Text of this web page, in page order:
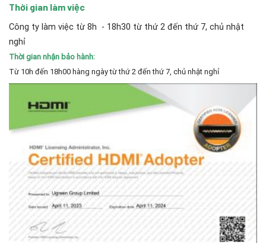
Thời gian làm việc
Công ty làm việc từ 8h - 18h30 từ thứ 2 đến thứ 7, chủ nhật
nghỉ
Thời gian nhận bảo hành:
Từ 10h đến 18h00 hàng ngày từ thứ 2 đến thứ 7, chủ nhật nghỉ